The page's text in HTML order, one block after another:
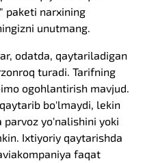
paketi narxining
unutmang.
odatda, qaytariladigan
turadi. Tarifning
ogohlantirish mavjud.
bo'lmaydi, lekin
yo'nalishini yoki
Ixtiyoriy qaytarishda
faqat